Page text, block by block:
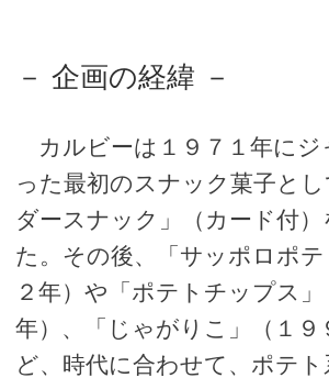
－ 企画の経緯 －
カルビーは１９７１年にジ
った最初のスナック菓子と
ダースナック」（カード付）
た。その後、「サッポロポテ
２年）や「ポテトチップス」
年）、「じゃがりこ」（１９
ど、時代に合わせて、ポテ